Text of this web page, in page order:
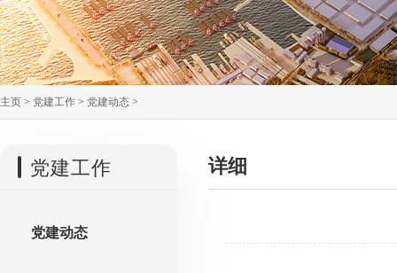
主页 > 党建工作 > 党建动态 >
党建工作
党建动态
详细